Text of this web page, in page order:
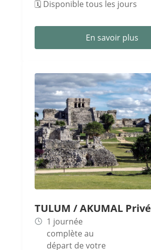
🗓️ Disponible tous les jours
En savoir plus
TULUM / AKUMAL Privé
1 journée
complète au
départ de votre